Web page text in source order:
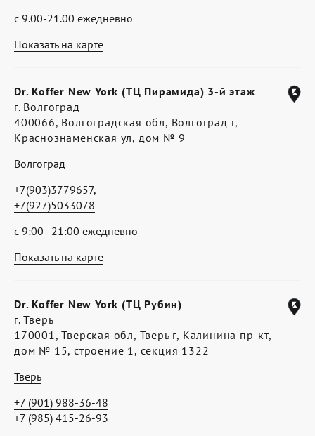
Показать на карте
с 9.00-21.00 ежедневно
Показать на карте
Dr. Koffer New York (ТЦ Пирамида) 3-й этаж
г. Волгоград
400066, Волгоградская обл, Волгоград г,
Краснознаменская ул, дом № 9
Волгоград
с 9:00–21:00 ежедневно
+7(903)3779657,
+7(927)5033078
Dr. Koffer New York (ТЦ Рубин)
г. Тверь
170001, Тверская обл, Тверь г, Калинина пр-кт,
дом № 15, строение 1, секция 1322
Тверь
+7 (901) 988-36-48
+7 (985) 415-26-93